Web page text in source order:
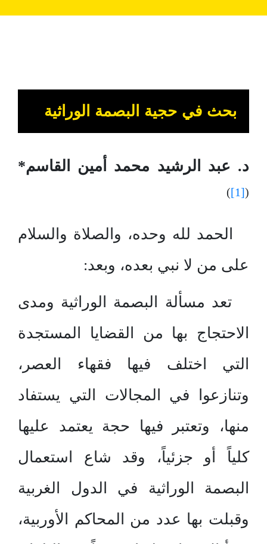
بحث في حجية البصمة الوراثية
د. عبد الرشيد محمد أمين القاسم*
(
[1]
)
الحمد لله وحده، والصلاة والسلام
على من لا نبي بعده، وبعد:
تعد مسألة البصمة الوراثية ومدى
الاحتجاج بها من القضايا المستجدة
التي اختلف فيها فقهاء العصر،
وتنازعوا في المجالات التي يستفاد
منها، وتعتبر فيها حجة يعتمد عليها
كلياً أو جزئياً، وقد شاع استعمال
البصمة الوراثية في الدول الغربية
وقبلت بها عدد من المحاكم الأوربية،